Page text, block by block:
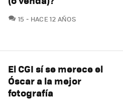
15 COMENTARIOS
HACE 12 AÑOS
El CGI sí se merece el
Óscar a la mejor
fotografía